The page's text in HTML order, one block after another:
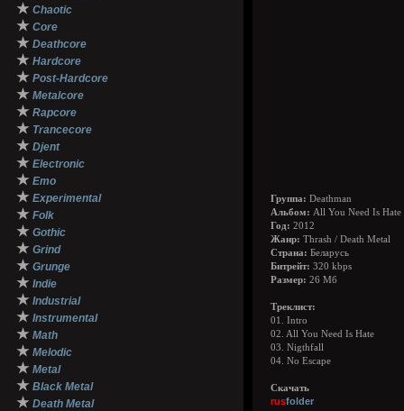
★ Chaotic
★ Core
★ Deathcore
★ Hardcore
★ Post-Hardcore
★ Metalcore
★ Rapcore
★ Trancecore
★ Djent
★ Electronic
★ Emo
★ Experimental
★ Folk
★ Gothic
★ Grind
★ Grunge
★ Indie
★ Industrial
★ Instrumental
★ Math
★ Melodic
★ Metal
★ Black Metal
★ Death Metal
Группа: Deathman
Альбом: All You Need Is Hate
Год: 2012
Жанр: Thrash / Death Metal
Страна: Беларусь
Битрейт: 320 kbps
Размер: 26 Мб
Треклист:
01. Intro
02. All You Need Is Hate
03. Nigthfall
04. No Escape
Скачать
rusfolder